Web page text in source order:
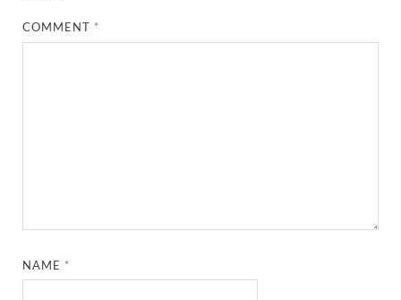
COMMENT *
NAME *